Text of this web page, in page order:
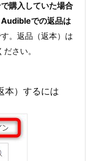
購入していた場合
Audibleでの返品は
。返品（返本）は
さい。
本）するには